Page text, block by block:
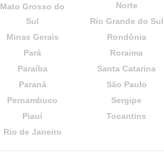
Mato Grosso do
Sul
Minas Gerais
Pará
Paraíba
Paraná
Pernambuco
Piauí
Rio de Janeiro
Norte
Rio Grande do Sul
Rondônia
Roraima
Santa Catarina
São Paulo
Sergipe
Tocantins